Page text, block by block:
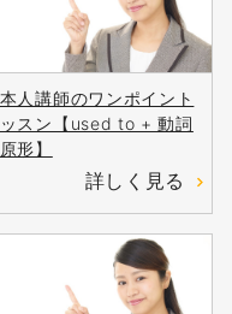
人講師のワンポイント
スン【used to + 動詞
形】
詳しく見る